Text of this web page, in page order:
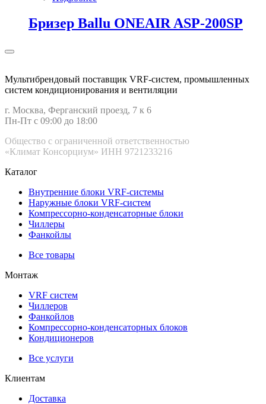
Бризер Ballu ONEAIR ASP-200SP
Мультибрендовый поставщик VRF-cистем, промышленных
систем кондиционирования и вентиляции
г. Москва, Ферганский проезд, 7 к 6
Пн-Пт с 09:00 до 18:00
Общество с ограниченной ответственностью
«Климат Консорциум» ИНН 9721233216
Каталог
Внутренние блоки VRF-cистемы
Наружные блоки VRF-cистем
Компрессорно-конденсаторные блоки
Чиллеры
Фанкойлы
Все товары
Монтаж
VRF систем
Чиллеров
Фанкойлов
Компрессорно-конденсаторных блоков
Кондиционеров
Все услуги
Клиентам
Доставка